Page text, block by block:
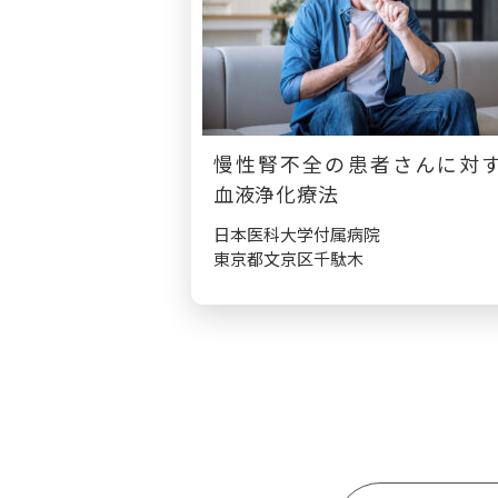
慢性腎不全の患者さんに対
血液浄化療法
日本医科大学付属病院
東京都文京区千駄木